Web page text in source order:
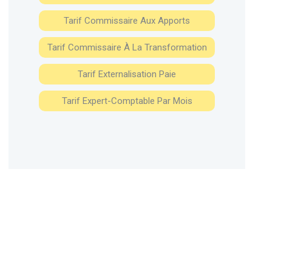
Tarif Commissaire Aux Apports
Tarif Commissaire À La Transformation
Tarif Externalisation Paie
Tarif Expert-Comptable Par Mois